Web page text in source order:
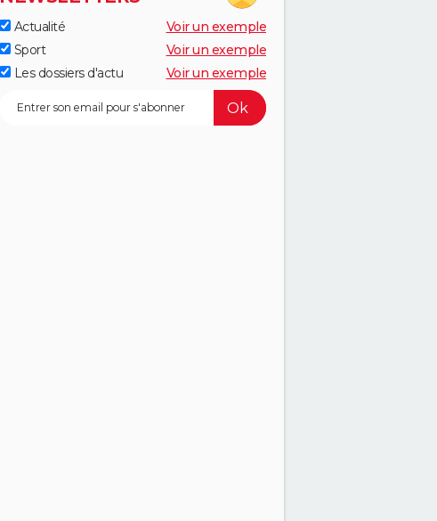
Actualité
Voir un exemple
Sport
Voir un exemple
Les dossiers d'actu
Voir un exemple